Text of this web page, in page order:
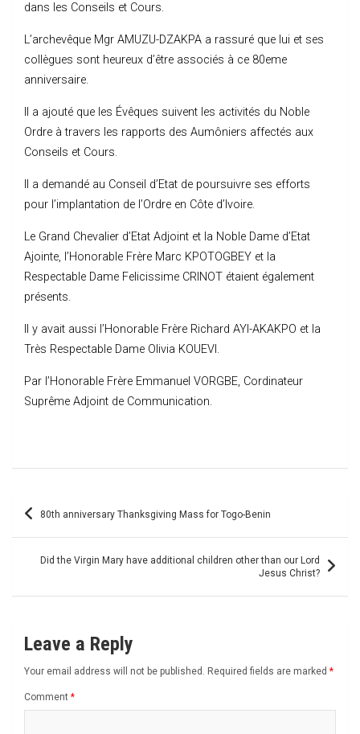
dans les Conseils et Cours.
L’archevêque Mgr AMUZU-DZAKPA a rassuré que lui et ses
collègues sont heureux d’être associés à ce 80eme
anniversaire.
Il a ajouté que les Évêques suivent les activités du Noble
Ordre à travers les rapports des Aumôniers affectés aux
Conseils et Cours.
Il a demandé au Conseil d’Etat de poursuivre ses efforts
pour l’implantation de l’Ordre en Côte d’Ivoire.
Le Grand Chevalier d’Etat Adjoint et la Noble Dame d’Etat
Ajointe, l’Honorable Frère Marc KPOTOGBEY et la
Respectable Dame Felicissime CRINOT étaient également
présents.
Il y avait aussi l’Honorable Frère Richard AYI-AKAKPO et la
Très Respectable Dame Olivia KOUEVI.
Par l’Honorable Frère Emmanuel VORGBE, Cordinateur
Suprême Adjoint de Communication.
Post 80th anniversary Thanksgiving Mass for Togo-Benin
Did the Virgin Mary have additional children other than our Lord
Jesus Christ?
Leave a Reply
Your email address will not be published. Required fields are marked *
Comment *